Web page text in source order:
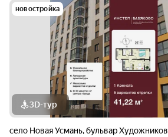
новостройка
3D-тур
село Новая Усмань,бульвар Художников